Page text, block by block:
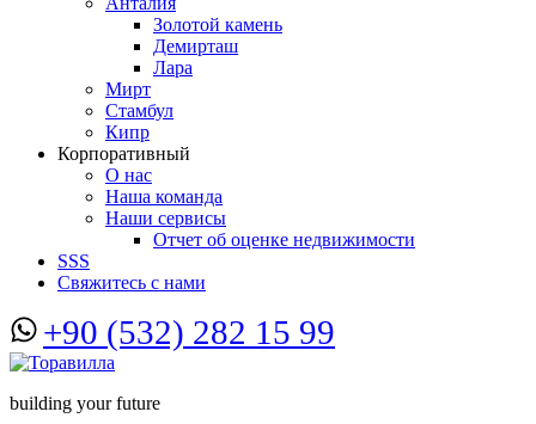
Золотой камень
Демирташ
Лара
Мирт
Стамбул
Кипр
Корпоративный
О нас
Наша команда
Наши сервисы
Отчет об оценке недвижимости
SSS
Свяжитесь с нами
+90 (532) 282 15 99
building your future